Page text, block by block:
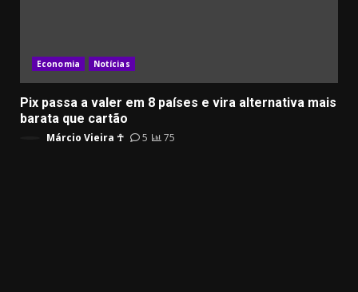
Economia Notícias
Pix passa a valer em 8 países e vira alternativa mais
barata que cartão
Márcio Vieira ☥ 5 75